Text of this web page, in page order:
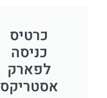
כרטיס
כניסה
לפארק
אסטריקס